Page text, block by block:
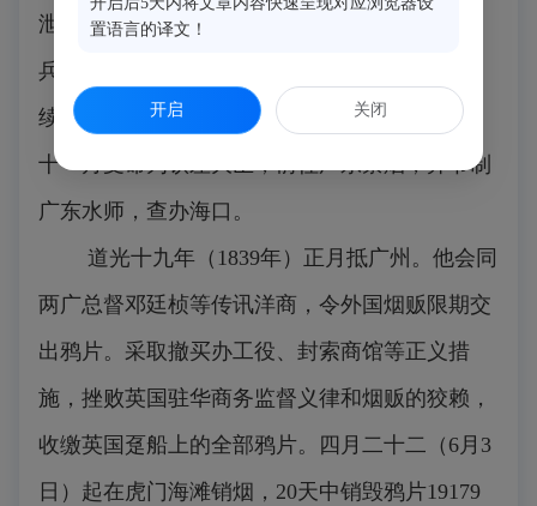
泄泄视之，是使数十年后中原几无可以御敌之
兵，且无可以充饷之银。”九月应召进京，在连
续八次召见中，力陈禁烟的重要性和禁烟方略。
十一月受命为钦差大臣，前往广东禁烟，并节制
广东水师，查办海口。
道光十九年（1839年）正月抵广州。他会同
两广总督邓廷桢等传讯洋商，令外国烟贩限期交
出鸦片。采取撤买办工役、封索商馆等正义措
施，挫败英国驻华商务监督义律和烟贩的狡赖，
收缴英国趸船上的全部鸦片。四月二十二（6月3
日）起在虎门海滩销烟，20天中销毁鸦片19179
置语言的译文！
开启 关闭